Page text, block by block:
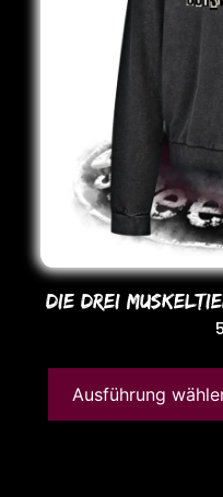
DIE DREI
Ausführung